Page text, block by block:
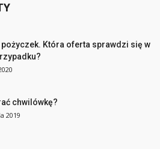
pożyczek. Która oferta sprawdzi się w
chwilówkę?
2019